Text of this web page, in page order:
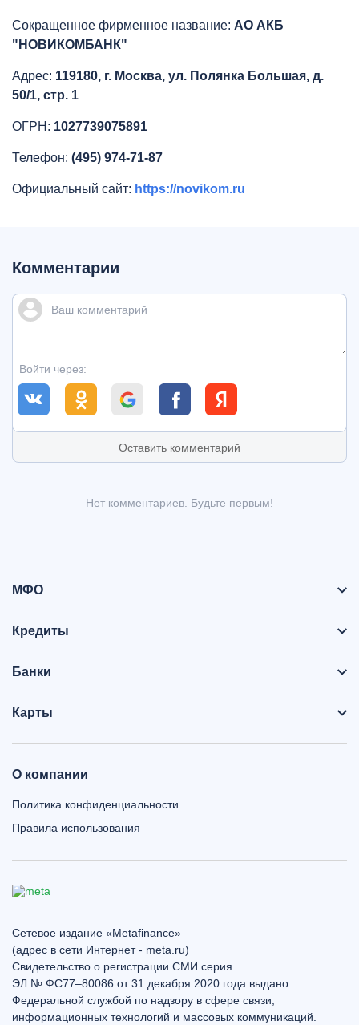
Сокращенное фирменное название: АО АКБ
"НОВИКОМБАНК"
Адрес: 119180, г. Москва, ул. Полянка Большая, д.
50/1, стр. 1
ОГРН: 1027739075891
Телефон: (495) 974-71-87
Официальный сайт: https://novikom.ru
Комментарии
Войти через:
Оставить комментарий
Нет комментариев. Будьте первым!
МФО
Кредиты
Банки
Карты
О компании
Политика конфиденциальности
Правила использования
Сетевое издание «Metafinance»
(адрес в сети Интернет - meta.ru)
Свидетельство о регистрации СМИ серия
ЭЛ № ФС77–80086 от 31 декабря 2020 года выдано
Федеральной службой по надзору в сфере связи,
информационных технологий и массовых коммуникаций.